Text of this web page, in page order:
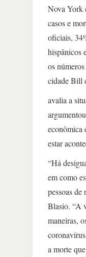
Nova York
casos e
oficiais,
hispânicos
os
cidade Bill
avalia a
econômica
estar
“Há
em como
pessoas de
Blasio. “A
maneiras,
a morte